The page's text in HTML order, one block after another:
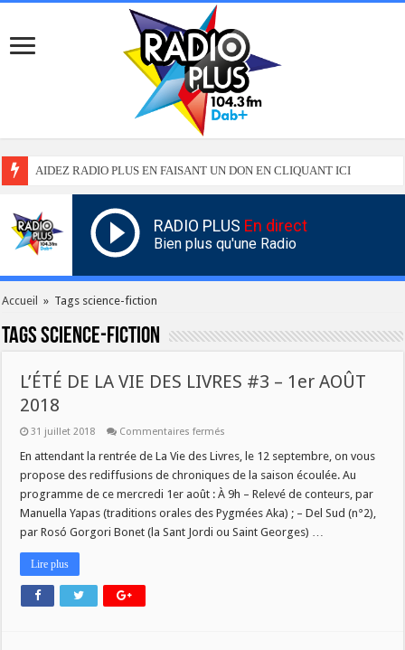
AIDEZ RADIO PLUS EN FAISANT UN DON EN CLIQUANT ICI
RADIO PLUS En direct
Bien plus qu'une Radio
Accueil » Tags science-fiction
Tagsscience-fiction
L’ÉTÉ DE LA VIE DES LIVRES #3 – 1er AOÛT
2018
31 juillet 2018 Commentaires fermés
DE
VIE
DES
LIVRES
#3
1er
En attendant la rentrée de La Vie des Livres, le 12 septembre, on vous
propose des rediffusions de chroniques de la saison écoulée. Au
programme de ce mercredi 1er août : À 9h – Relevé de conteurs, par
Manuella Yapas (traditions orales des Pygmées Aka) ; – Del Sud (n°2),
par Rosó Gorgori Bonet (la Sant Jordi ou Saint Georges) …
Lire plus